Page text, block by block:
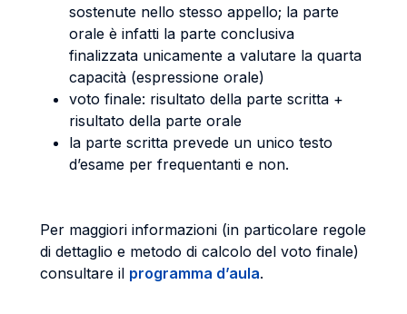
sostenute nello stesso appello; la parte
orale è infatti la parte conclusiva
finalizzata unicamente a valutare la quarta
capacità (espressione orale)
voto finale: risultato della parte scritta +
risultato della parte orale
la parte scritta prevede un unico testo
d’esame per frequentanti e non.
Per maggiori informazioni (in particolare regole
di dettaglio e metodo di calcolo del voto finale)
consultare il programma d’aula.